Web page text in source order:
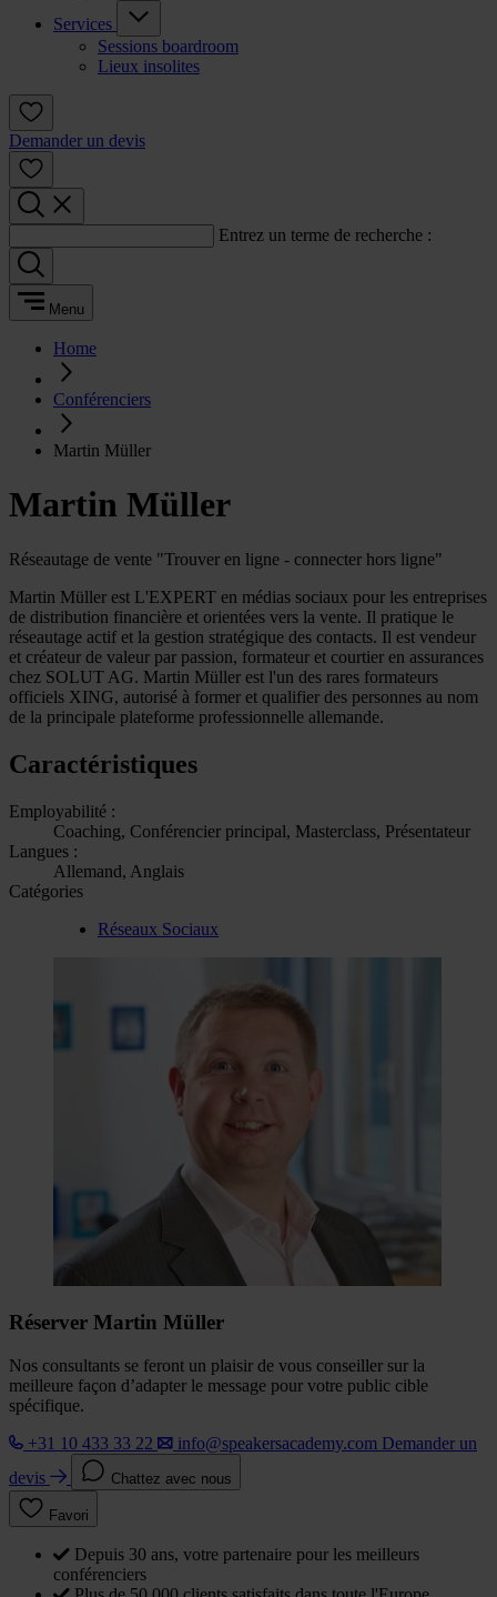
Services
Sessions boardroom
Lieux insolites
Demander un devis
Entrez un terme de recherche :
Menu
Home
Conférenciers
Martin Müller
Martin Müller
Réseautage de vente "Trouver en ligne - connecter hors ligne"
Martin Müller est L'EXPERT en médias sociaux pour les entreprises
de distribution financière et orientées vers la vente. Il pratique le
réseautage actif et la gestion stratégique des contacts. Il est vendeur
et créateur de valeur par passion, formateur et courtier en assurances
chez SOLUT AG. Martin Müller est l'un des rares formateurs
officiels XING, autorisé à former et qualifier des personnes au nom
de la principale plateforme professionnelle allemande.
Caractéristiques
Employabilité :
Coaching, Conférencier principal, Masterclass, Présentateur
Langues :
Allemand, Anglais
Catégories
Réseaux Sociaux
Réserver Martin Müller
Nos consultants se feront un plaisir de vous conseiller sur la
meilleure façon d’adapter le message pour votre public cible
spécifique.
+31 10 433 33 22
info@speakersacademy.com Demander un
devis
Chattez avec nous
Favori
Depuis 30 ans, votre partenaire pour les meilleurs
conférenciers